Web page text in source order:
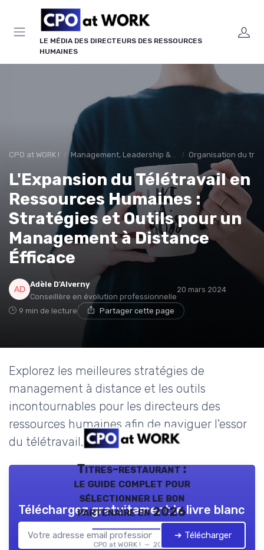
LE MÉDIA DES DIRECTEURS DES RESSOURCES
HUMAINES
CPO at WORK ! Management, Leadership & Organisation Organisation du
L'Expansion du Télétravail en
Ressources Humaines :
Stratégies et Outils pour un
Management à Distance
Éfficace
Adèle D'Alverny
Conseillère en évolution professionnelle
20 mars 2024
9 min de lecture Partager cette page
Explorez les meilleures stratégies de
management à distance et les outils
incontournables pour les directeurs des
ressources humaines afin de naviguer l'essor
du télétravail.
Titres-restaurant :
le guide complet pour
sélectionner le bon
partenaire en 2026
CPO at WORK ! — 2026
Téléchargez gratuitement le livre blanc
➔ Télécharger
Panneau de gestion des cookies